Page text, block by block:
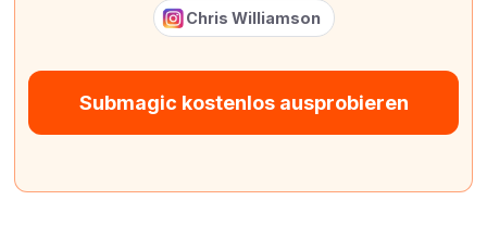
Chris Williamson
Submagic kostenlos ausprobieren